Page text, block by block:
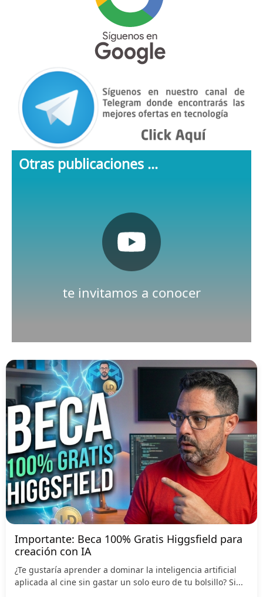
Otras publicaciones ...
te invitamos a conocer
Nuestro canal de Youtube
Pulsa aquí
Importante: Beca 100% Gratis Higgsfield para
creación con IA
¿Te gustaría aprender a dominar la inteligencia artificial
aplicada al cine sin gastar un solo euro de tu bolsillo? Si...